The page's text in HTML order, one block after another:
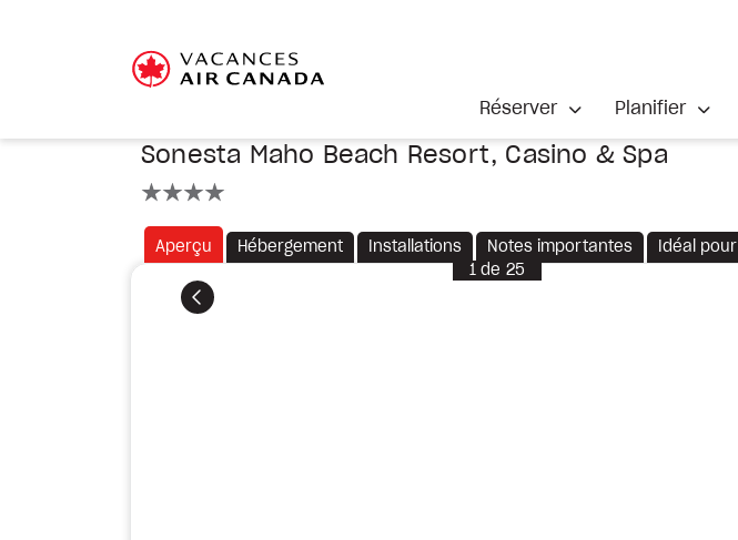
Réserver Planifier
Sonesta Maho Beach Resort, Casino & Spa
Aperçu Hébergement Installations Notes importantes Idéal pour
Précédent
1de 25